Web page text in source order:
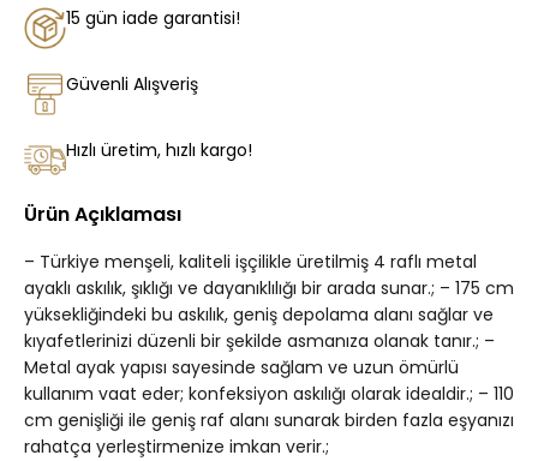
15 gün iade garantisi!
Güvenli Alışveriş
Hızlı üretim, hızlı kargo!
Ürün Açıklaması
– Türkiye menşeli, kaliteli işçilikle üretilmiş 4 raflı metal
ayaklı askılık, şıklığı ve dayanıklılığı bir arada sunar.; – 175 cm
yüksekliğindeki bu askılık, geniş depolama alanı sağlar ve
kıyafetlerinizi düzenli bir şekilde asmanıza olanak tanır.; –
Metal ayak yapısı sayesinde sağlam ve uzun ömürlü
kullanım vaat eder; konfeksiyon askılığı olarak idealdir.; – 110
cm genişliği ile geniş raf alanı sunarak birden fazla eşyanızı
rahatça yerleştirmenize imkan verir.;